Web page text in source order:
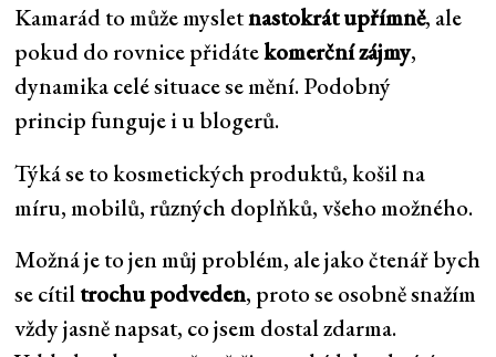
Kamarád to může mysletnastokrát upřímně, ale
pokud do rovnice přidátekomerční zájmy,
dynamika celé situace se mění. Podobný
princip funguje i u blogerů.
Týká se to kosmetických produktů, košil na
míru, mobilů, různých doplňků, všeho možného.
Možná je to jen můj problém, ale jako čtenář bych
se cítiltrochu podveden, proto se osobně snažím
vždy jasně napsat, co jsem dostal zdarma.